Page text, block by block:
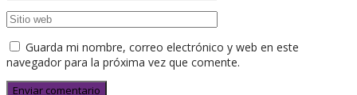
Guarda mi nombre, correo electrónico y web en este
navegador para la próxima vez que comente.